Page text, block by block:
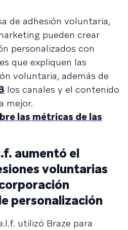
de adhesión voluntaria,
pueden crear
personalizados con
que expliquen las
voluntaria, además de
los canales y el contenido
mejor.
las métricas de las
aumentó el
voluntarias
personalización
utilizó Braze para